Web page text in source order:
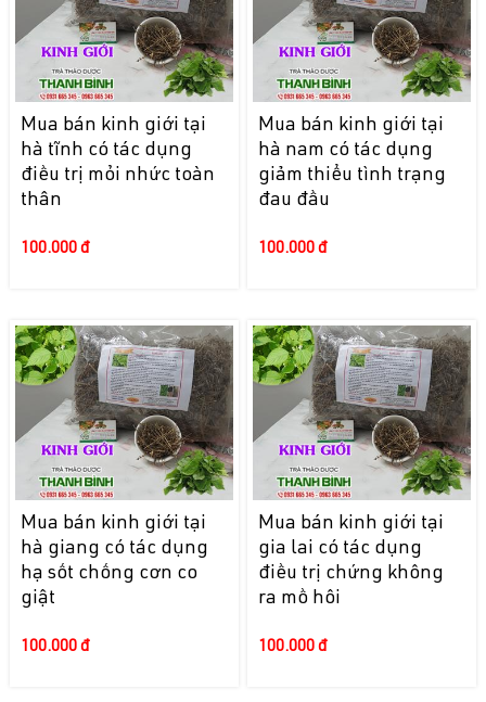
Mua bán kinh giới tại
hà tĩnh có tác dụng
điều trị mỏi nhức toàn
thân
100.000 đ
Mua bán kinh giới tại
hà nam có tác dụng
giảm thiểu tình trạng
đau đầu
100.000 đ
Mua bán kinh giới tại
hà giang có tác dụng
hạ sốt chống cơn co
giật
100.000 đ
Mua bán kinh giới tại
gia lai có tác dụng
điều trị chứng không
ra mồ hôi
100.000 đ